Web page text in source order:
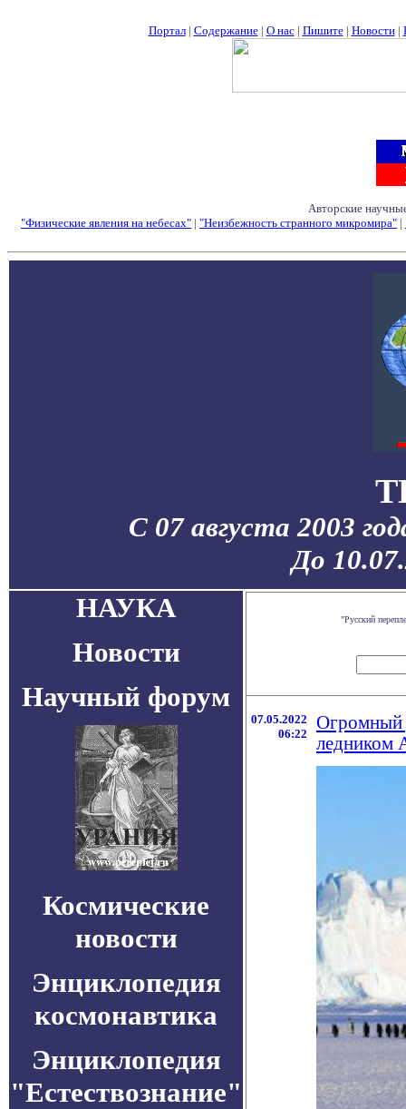
Портал| Содержание| О нас| Пишите| Новости|
Авторские
"Физические явления на небесах" | "Неизбежность странного микромира" |
С 07 августа 2003
До
НАУКА
Новости
Научный форум
Космические
новости
Энциклопедия
космонавтика
Энциклопедия
"Естествознание"
"Русский
07.05.2022
06:22
Огромный
ледником